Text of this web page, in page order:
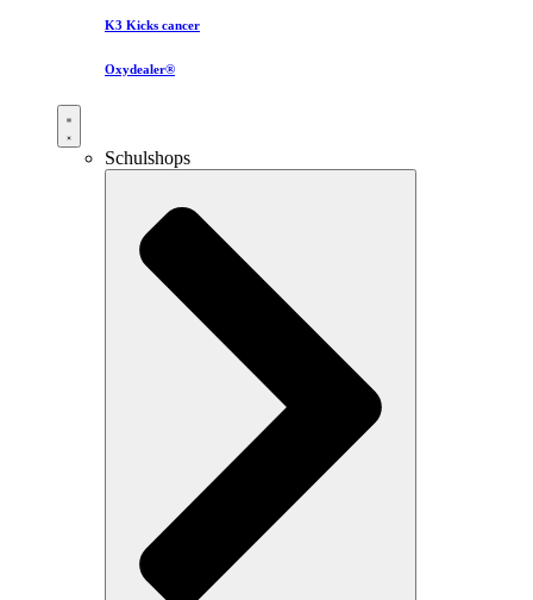
K3 Kicks cancer
Oxydealer®
Schulshops